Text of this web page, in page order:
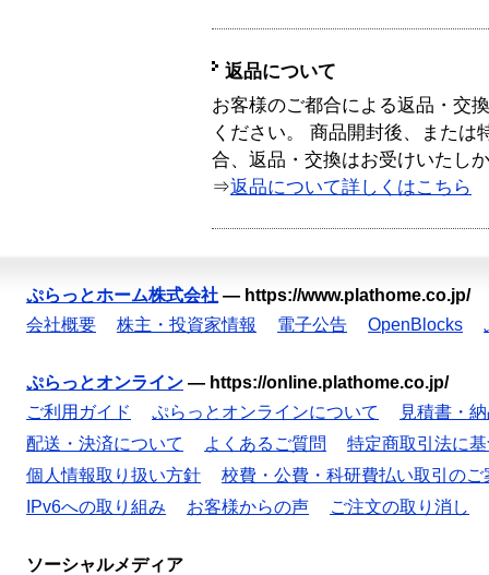
返品について
お客様のご都合による返品・交
ください。 商品開封後、または
合、返品・交換はお受けいたし
⇒返品について詳しくはこちら
ぷらっとホーム株式会社 — https://www.plathome.co.jp/
会社概要
株主・投資家情報 電子公告 OpenBlocks
ぷらっとオンライン — https://online.plathome.co.jp/
ご利用ガイド
ぷらっとオンラインについて
見積書・
配送・決済について
よくあるご質問
特定商取引法に
個人情報取り扱い方針
校費・公費・科研費払い取引のご
IPv6への取り組み
お客様からの声 ご注文の取り消し
ソーシャルメディア